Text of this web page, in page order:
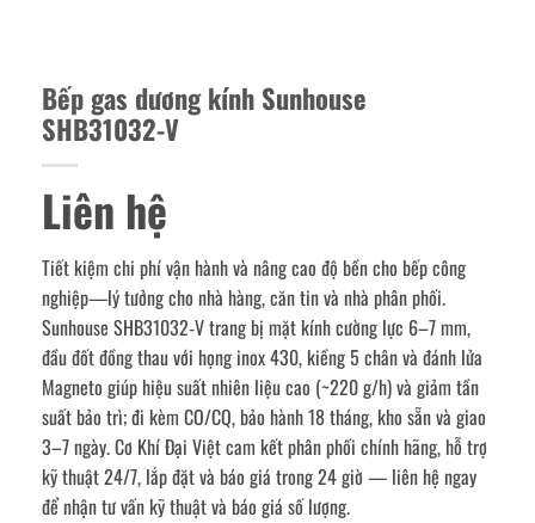
Bếp gas dương kính Sunhouse
SHB31032-V
Liên hệ
Tiết kiệm chi phí vận hành và nâng cao độ bền cho bếp công
nghiệp—lý tưởng cho nhà hàng, căn tin và nhà phân phối.
Sunhouse SHB31032‑V trang bị mặt kính cường lực 6–7 mm,
đầu đốt đồng thau với họng inox 430, kiềng 5 chân và đánh lửa
Magneto giúp hiệu suất nhiên liệu cao (~220 g/h) và giảm tần
suất bảo trì; đi kèm CO/CQ, bảo hành 18 tháng, kho sẵn và giao
3–7 ngày. Cơ Khí Đại Việt cam kết phân phối chính hãng, hỗ trợ
kỹ thuật 24/7, lắp đặt và báo giá trong 24 giờ — liên hệ ngay
để nhận tư vấn kỹ thuật và báo giá số lượng.